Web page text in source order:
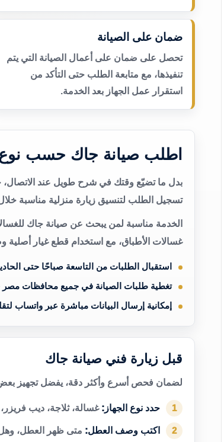
ضمان على الصيانة
تحصل على ضمان على أعمال الصيانة التي يتم
تنفيذها، مع متابعة الطلب حتى التأكد من
استقرار عمل الجهاز بعد الخدمة.
اطلب صيانة جاك حسب نوع
بدل ما تضيّع وقتك في شرح طويل عند
تسجيل الطلب لتنسيق زيارة منزلية مناسبة
الخدمة مناسبة لمن يبحث عن صيانة جاك
غسالات الأطباق، مع استخدام قطع غيار أصلية
استقبال الطلبات من التاسعة صباحًا حتى
تغطية طلبات الصيانة في جميع محافظات
إمكانية إرسال البيانات مباشرة عبر واتساب
قبل زيارة فني صيانة جاك
لضمان فحص أسرع وأكثر دقة، يفضل تجهيز
1 حدد نوع الجهاز: غسالة، ثلاجة، ديب
2 اكتب وصف العطل: متى ظهر العطل، وهل